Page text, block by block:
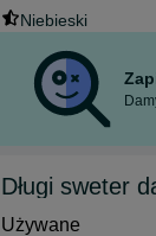
Niebieski
Długi sweter
Używane